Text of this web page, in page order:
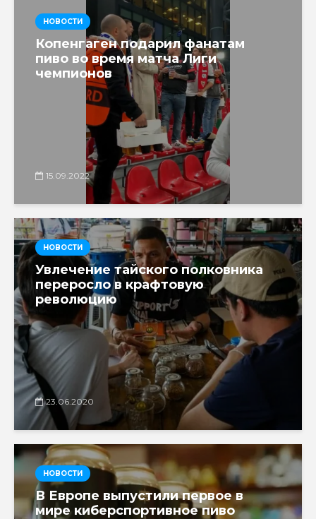
НОВОСТИ
Копенгаген подарил фанатам
пиво во время матча Лиги
чемпионов
15.09.2022
НОВОСТИ
Увлечение тайского полковника
переросло в крафтовую
революцию
23.06.2020
НОВОСТИ
В Европе выпустили первое в
мире киберспортивное пиво